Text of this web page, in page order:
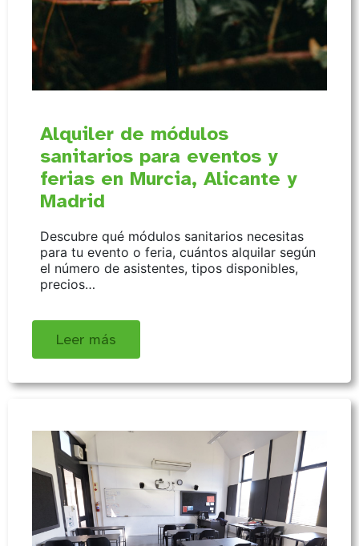
Alquiler de módulos
sanitarios para eventos y
ferias en Murcia, Alicante y
Madrid
Descubre qué módulos sanitarios necesitas
para tu evento o feria, cuántos alquilar según
el número de asistentes, tipos disponibles,
precios…
Leer más